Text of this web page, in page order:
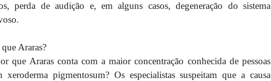
perda de audição e, em alguns casos, degeneração do sistema
Araras?
que Araras conta com a maior concentração conhecida de pessoas
xeroderma pigmentosum? Os especialistas suspeitam que a causa